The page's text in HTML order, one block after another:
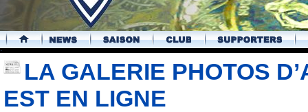
.
LA GALERIE PHOTOS
EST EN LIGNE